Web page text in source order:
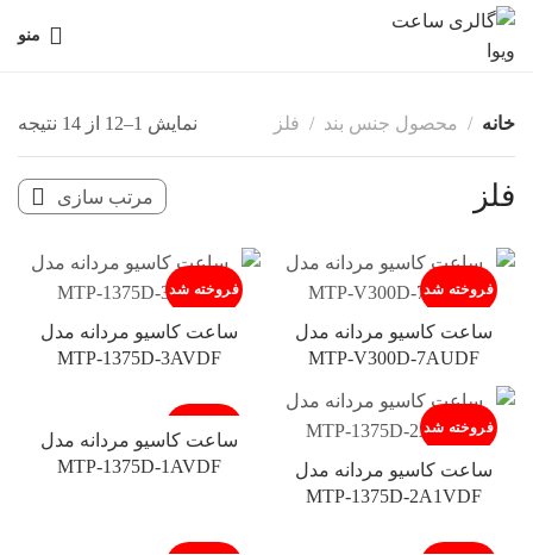
منو
خانه محصول جنس بند فلز نمایش 1–12 از 14 نتیجه
فلز
فروخته شد
ساعت کاسیو مردانه مدل
MTP-V300D-7AUDF
فروخته شد
ساعت کاسیو مردانه مدل
MTP-1375D-3AVDF
فروخته شد
ساعت کاسیو مردانه مدل
MTP-1375D-2A1VDF
فروخته شد
ساعت کاسیو مردانه مدل
MTP-1375D-1AVDF